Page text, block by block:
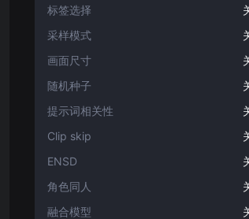
标签选择
采样模式
画面尺寸
随机种子
提示词相关性
Clip skip
ENSD
角色同人
融合模型